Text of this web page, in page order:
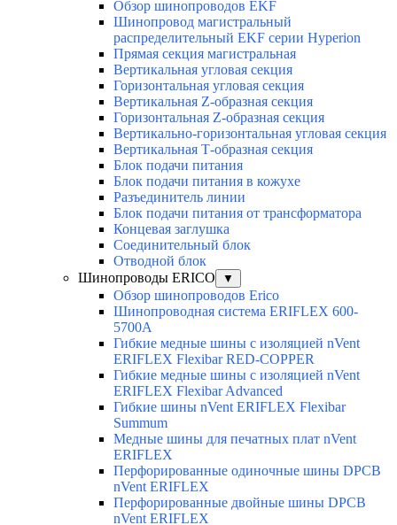
Обзор шинопроводов EKF
Шинопровод магистральный
распределительный EKF серии Hyperion
Прямая секция магистральная
Вертикальная угловая секция
Горизонтальная угловая секция
Вертикальная Z-образная секция
Горизонтальная Z-образная секция
Вертикально-горизонтальная угловая секция
Вертикальная Т-образная секция
Блок подачи питания
Блок подачи питания в кожухе
Разъединитель линии
Блок подачи питания от трансформатора
Концевая заглушка
Соединительный блок
Отводной блок
Шинопроводы ERICO
▼
Обзор шинопроводов Erico
Шинопроводная система ERIFLEX 600-
5700A
Гибкие медные шины с изоляцией nVent
ERIFLEX Flexibar RED-COPPER
Гибкие медные шины с изоляцией nVent
ERIFLEX Flexibar Advanced
Гибкие шины nVent ERIFLEX Flexibar
Summum
Медные шины для печатных плат nVent
ERIFLEX
Перфорированные одиночные шины DPCB
nVent ERIFLEX
Перфорированные двойные шины DPCB
nVent ERIFLEX